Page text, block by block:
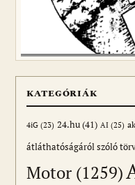
KATEGÓRIÁK
4iG (23) 24.hu(41) AI (25)
átláthatóságáról szóló
Motor (1259)